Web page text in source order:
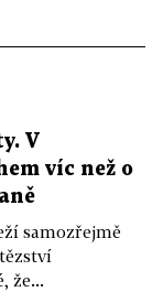
V
víc než o
samozřejmě
že...